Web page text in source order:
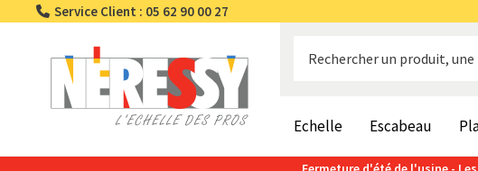
Service Client : 05 62 90 00 27
Echelle Escabeau